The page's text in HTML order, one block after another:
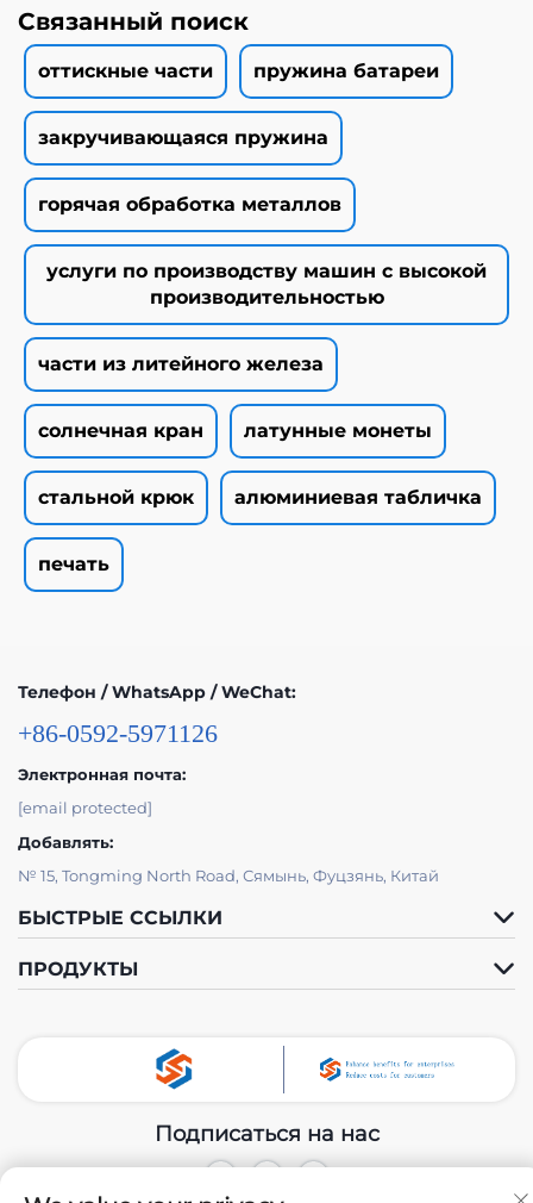
Связанный поиск
оттискные части пружина батареи
закручивающаяся пружина
горячая обработка металлов
услуги по производству машин с высокой
производительностью
части из литейного железа
солнечная кран латунные монеты
стальной крюк алюминиевая табличка
печать
Телефон / WhatsApp / WeChat:
+86-0592-5971126
Электронная почта:
[email protected]
Добавлять:
№ 15, Tongming North Road, Сямынь, Фуцзянь, Китай
БЫСТРЫЕ ССЫЛКИ
ПРОДУКТЫ
Подписаться на нас